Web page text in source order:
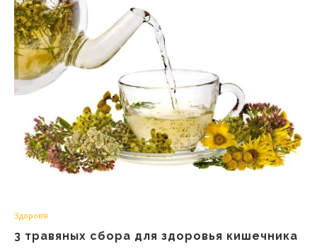
Здоров'я
3 травяных сбора для здоровья кишечника